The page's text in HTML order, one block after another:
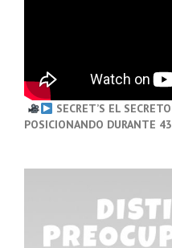
SECRET’S EL
POSICIONANDO DURANTE